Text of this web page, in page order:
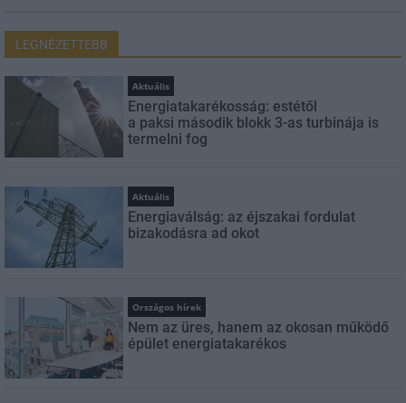
LEGNÉZETTEBB
Aktuális
Energiatakarékosság: estétől
a paksi második blokk 3-as turbinája is
termelni fog
Aktuális
Energiaválság: az éjszakai fordulat
bizakodásra ad okot
Országos hírek
Nem az üres, hanem az okosan működő
épület energiatakarékos